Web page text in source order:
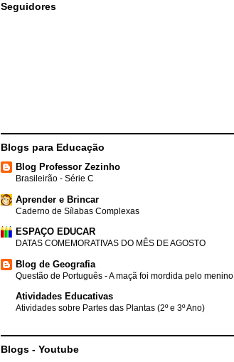
Seguidores
Blogs para Educação
Blog Professor Zezinho
Brasileirão - Série C
Aprender e Brincar
Caderno de Sílabas Complexas
ESPAÇO EDUCAR
DATAS COMEMORATIVAS DO MÊS DE AGOSTO
Blog de Geografia
Questão de Português - A maçã foi mordida pelo menino
Atividades Educativas
Atividades sobre Partes das Plantas (2º e 3º Ano)
Blogs - Youtube